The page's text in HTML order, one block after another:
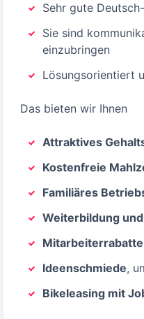
Sehr gute
Sie sind
einzubringen
Lösungsorientiert
Das bieten wir Ihnen
Attraktives
Kostenfreie
Familiäres
Weiterbildung
Mitarbeiterrabatte
Ideenschmiede,
Bikeleasing mit